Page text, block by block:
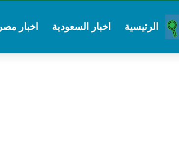
الرئيسية اخبار السعودية اخبار مصر